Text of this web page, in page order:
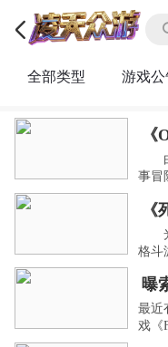
全部类型 游戏公
由
事冒
光
格斗
最近
戏《